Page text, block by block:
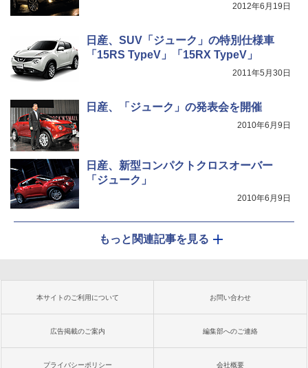
2012年6月19日
日産、SUV「ジューク」の特別仕様車
「15RS TypeV」「15RX TypeV」
2011年5月30日
日産、「ジューク」の発表会を開催
2010年6月9日
日産、新型コンパクトクロスオーバー
「ジューク」
2010年6月9日
もっと関連記事を見る
本サイトのご利用について お問い合わせ
広告掲載のご案内 編集部へのご連絡
プライバシーポリシー 会社概要